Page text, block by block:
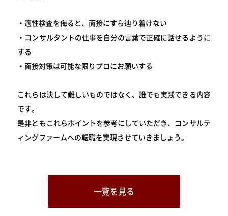
・適性検査を侮ると、面接にすら辿り着けない
・コンサルタントの仕事を自分の言葉で正確に話せるように
する
・面接対策は可能な限りプロにお願いする
これらは決して難しいものではなく、誰でも実践できる内容
です。
是非ともこれらポイントを参考にしていただき、コンサルテ
ィングファームへの転職を実現させていきましょう。
一覧を見る